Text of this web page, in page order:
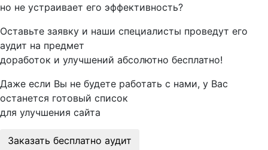
но не устраивает его эффективность?
Оставьте заявку и наши специалисты проведут его
аудит на предмет
доработок и улучшений абсолютно бесплатно!
Даже если Вы не будете работать с нами, у Вас
останется готовый список
для улучшения сайта
Заказать бесплатно аудит